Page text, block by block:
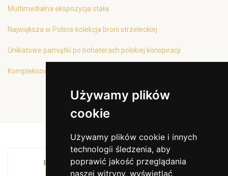
Używamy plików
cookie
Używamy plików cookie i innych
technologii śledzenia, aby
poprawić jakość przeglądania
naszej witryny, wyświetlać
Multimedialna ekspozycja stała
Największa w Polsce kolekcja broni strzeleckiej
Unikatowe pamiątki po bohaterach polskiej konspiracji
Kompleksowa oferta edukacyjna
INSTYTUCJA KULTURY MIASTA KRAKOWA I
WOJEWÓDZTWA MAŁOPOLSKIEGO